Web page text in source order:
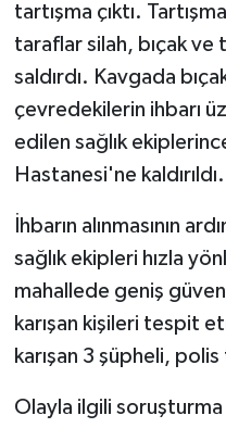
tartışma çıktı.
taraflar silah, bıçak ve
saldırdı. Kavgada
çevredekilerin ihbarı
edilen sağlık
Hastanesi'ne kaldırıldı.
İhbarın alınmasının
sağlık ekipleri hızla
mahallede geniş
karışan kişileri tespit
karışan 3 şüpheli, polis
Olayla ilgili